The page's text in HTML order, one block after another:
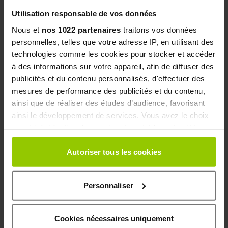
Utilisation responsable de vos données
Nous et nos 1022 partenaires traitons vos données
personnelles, telles que votre adresse IP, en utilisant des
technologies comme les cookies pour stocker et accéder
à des informations sur votre appareil, afin de diffuser des
publicités et du contenu personnalisés, d'effectuer des
mesures de performance des publicités et du contenu,
ainsi que de réaliser des études d’audience, favorisant
ainsi le développement de services. Vous avez le choix
Vous pouvez modifier ou retirer votre consentement à
tout moment en consultant la Déclaration relative aux
cookies ou en cliquant sur l'icône de confidentialité.
Si vous le permettez, nous aimerions également :
Collecter des informations sur votre localisation
géographique qui peuvent être précises à plusieurs
Autoriser tous les cookies
Personnaliser
Cookies nécessaires uniquement
Non, cette mousse est unsoin complémentaire
qui optimise les résultats d’un mode de vie sain
comprenantune alimentation équilibrée et une
activité physique régulière.
5. PUIS-JE L’UTILISER EN ÉTÉ ?
Oui, satexture légère et non grasseest
effet frais apporte un confort supplémentaire en
Plus d’information
Qualités et caractéristiques
environnementales de l’emballage :